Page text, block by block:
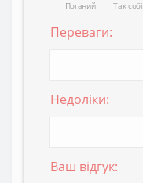
Поганий Так собі
Переваги:
Недоліки:
Ваш відгук: